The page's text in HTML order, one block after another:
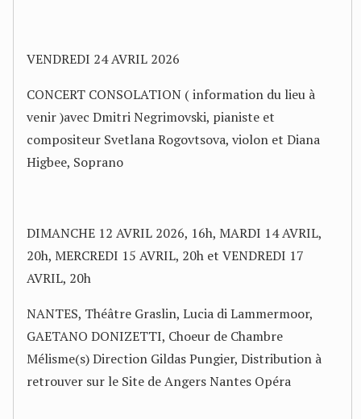
VENDREDI 24 AVRIL 2026
CONCERT CONSOLATION ( information du lieu à
venir )avec Dmitri Negrimovski, pianiste et
compositeur Svetlana Rogovtsova, violon et Diana
Higbee, Soprano
DIMANCHE 12 AVRIL 2026, 16h, MARDI 14 AVRIL,
20h, MERCREDI 15 AVRIL, 20h et VENDREDI 17
AVRIL, 20h
NANTES, Théâtre Graslin, Lucia di Lammermoor,
GAETANO DONIZETTI, Choeur de Chambre
Mélisme(s) Direction Gildas Pungier, Distribution à
retrouver sur le Site de Angers Nantes Opéra